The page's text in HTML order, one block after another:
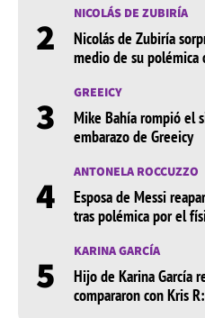
2 NICOLÁS DE ZUBIRÍA
Nicolás de Zubiría
medio de su polémica
3 GREEICY
Mike Bahía rompió el
embarazo de Greeicy
4 ANTONELA ROCCUZZO
Esposa de Messi
tras polémica por el
5 KARINA GARCÍA
Hijo de Karina García
compararon con Kris